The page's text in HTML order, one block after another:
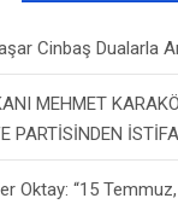
Cinbaş Dualarla
MEHMET
PARTİSİNDEN
Oktay: “15